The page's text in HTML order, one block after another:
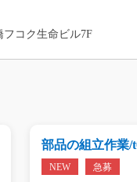
コク生命ビル7F
部品の組立作業/
NEW 急募